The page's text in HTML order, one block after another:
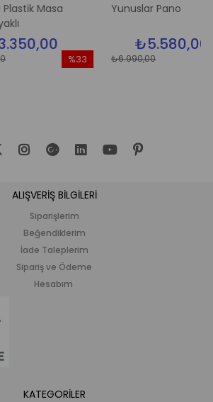
Masa
Yunuslar Pano
₺5.580,00
₺6.990,00
ALIŞVERİŞ BİLGİLERİ
Siparişlerim
Beğendiklerim
İade Taleplerim
Sipariş ve Ödeme
Hesabım
KATEGORİLER